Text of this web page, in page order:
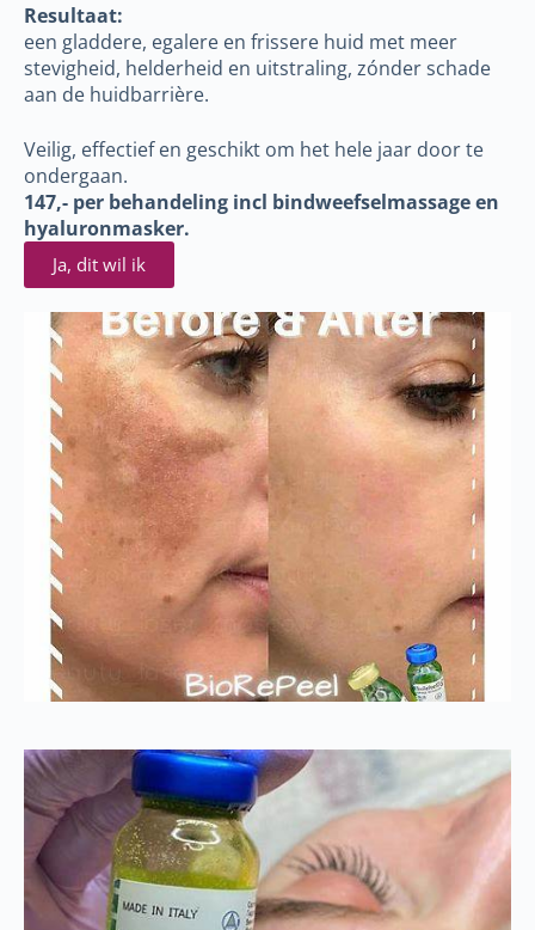
Resultaat:
een gladdere, egalere en frissere huid met meer
stevigheid, helderheid en uitstraling, zónder schade
aan de huidbarrière.
Veilig, effectief en geschikt om het hele jaar door te
ondergaan.
147,- per behandeling incl bindweefselmassage en
hyaluronmasker.
Ja, dit wil ik